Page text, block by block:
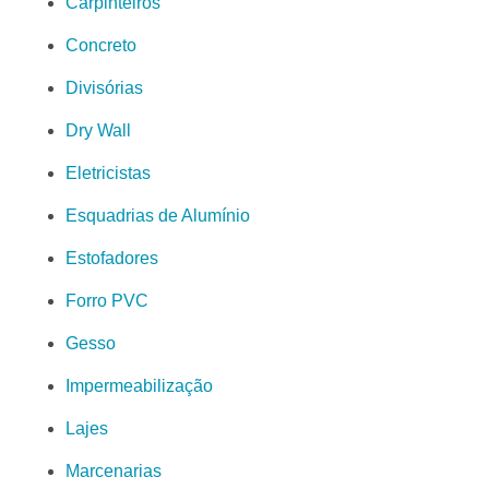
Concreto
Divisórias
Dry Wall
Eletricistas
Esquadrias de Alumínio
Estofadores
Forro PVC
Gesso
Impermeabilização
Lajes
Marcenarias